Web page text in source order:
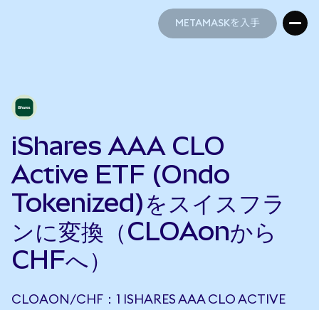
METAMASKを入手
iShares AAA CLO
Active ETF (Ondo
Tokenized)をスイスフラ
ンに変換（CLOAonから
CHFへ）
CLOAON/CHF：1 ISHARES AAA CLO ACTIVE